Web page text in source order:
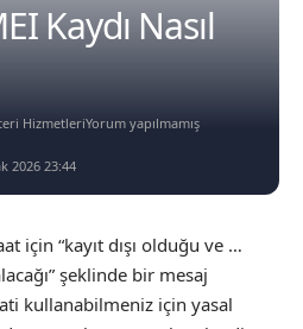
Kaydı Nasıl
2026 23:44
HizmetleriYorum yapılmamış
için “kayıt dışı olduğu ve …
şeklinde bir mesaj
kullanabilmeniz için yasal